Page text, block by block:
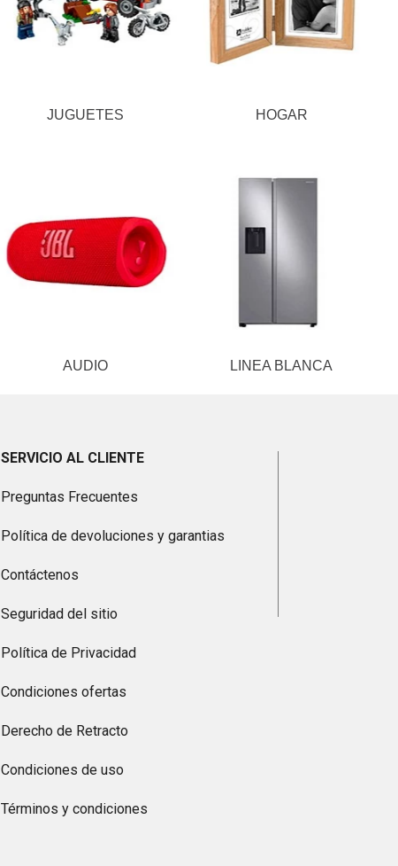
JUGUETES HOGAR
AUDIO LINEA BLANCA
SERVICIO AL CLIENTE
Preguntas Frecuentes
Política de devoluciones y garantias
Contáctenos
Seguridad del sitio
Política de Privacidad
Condiciones ofertas
Derecho de Retracto
Condiciones de uso
Términos y condiciones